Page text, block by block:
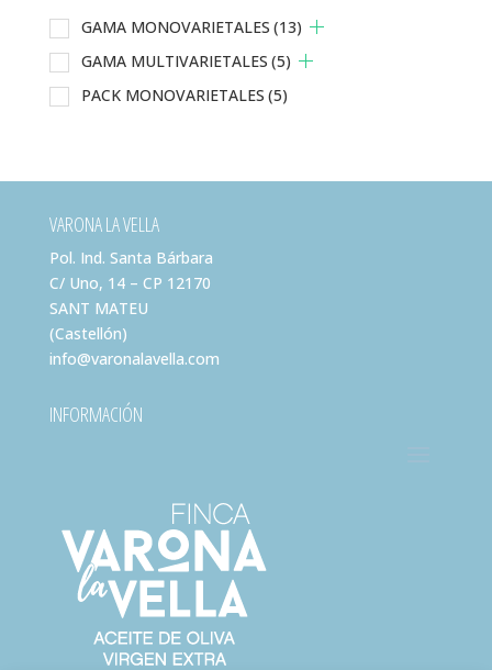
GAMA MONOVARIETALES (13)
GAMA MULTIVARIETALES (5)
PACK MONOVARIETALES (5)
VARONA LA VELLA
Pol. Ind. Santa Bárbara
C/ Uno, 14 – CP 12170
SANT MATEU
(Castellón)
info@varonalavella.com
INFORMACIÓN